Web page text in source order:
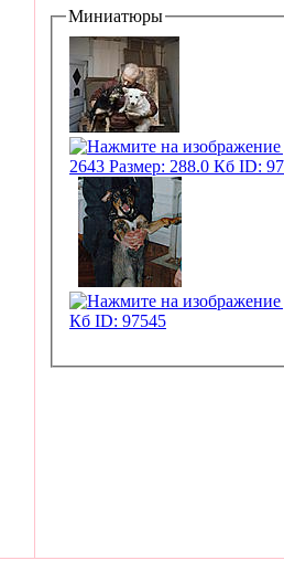
Миниатюры